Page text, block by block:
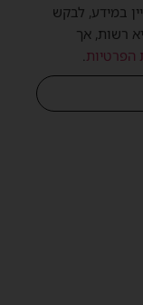
במידע, לבקש
רשות, אך
הפרטיות.